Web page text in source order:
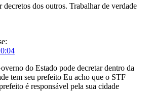
decretos dos outros. Trabalhar de verdade
do Estado pode decretar dentro da
tem seu prefeito Eu acho que o STF
é responsável pela sua cidade